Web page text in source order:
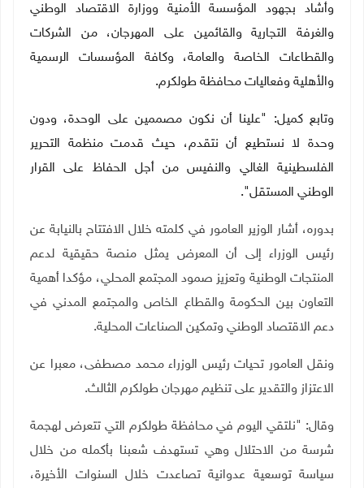
وأشاد بجهود المؤسسة الأمنية ووزارة الاقتصاد الوطني
والغرفة التجارية والقائمين على المهرجان، من الشركات
والقطاعات الخاصة والعامة، وكافة المؤسسات الرسمية
والأهلية وفعاليات محافظة طولكرم.
وتابع كميل: "علينا أن نكون مصممين على الوحدة، ودون
وحدة لا نستطيع أن نتقدم، حيث قدمت منظمة التحرير
الفلسطينية الغالي والنفيس من أجل الحفاظ على القرار
الوطني المستقل".
بدوره، أشار الوزير العامور في كلمته خلال الافتتاح بالنيابة عن
رئيس الوزراء إلى أن المعرض يمثل منصة حقيقية لدعم
المنتجات الوطنية وتعزيز صمود المجتمع المحلي، مؤكدا أهمية
التعاون بين الحكومة والقطاع الخاص والمجتمع المدني في
دعم الاقتصاد الوطني وتمكين الصناعات المحلية.
ونقل العامور تحيات رئيس الوزراء محمد مصطفى، معبرا عن
الاعتزاز والتقدير على تنظيم مهرجان طولكرم الثالث.
وقال: "نلتقي اليوم في محافظة طولكرم التي تتعرض لهجمة
شرسة من الاحتلال وهي تستهدف شعبنا بأكمله من خلال
سياسة توسعية عدوانية تصاعدت خلال السنوات الأخيرة،